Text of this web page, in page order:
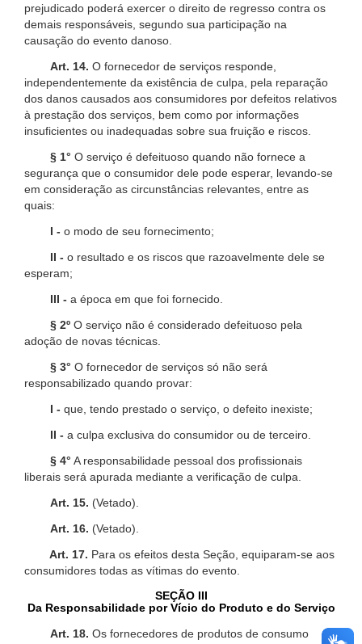
prejudicado poderá exercer o direito de regresso contra os
demais responsáveis, segundo sua participação na
causação do evento danoso.
Art. 14. O fornecedor de serviços responde,
independentemente da existência de culpa, pela reparação
dos danos causados aos consumidores por defeitos relativos
à prestação dos serviços, bem como por informações
insuficientes ou inadequadas sobre sua fruição e riscos.
§ 1° O serviço é defeituoso quando não fornece a
segurança que o consumidor dele pode esperar, levando-se
em consideração as circunstâncias relevantes, entre as
quais:
I - o modo de seu fornecimento;
II - o resultado e os riscos que razoavelmente dele se
esperam;
III - a época em que foi fornecido.
§ 2º O serviço não é considerado defeituoso pela
adoção de novas técnicas.
§ 3° O fornecedor de serviços só não será
responsabilizado quando provar:
I - que, tendo prestado o serviço, o defeito inexiste;
II - a culpa exclusiva do consumidor ou de terceiro.
§ 4° A responsabilidade pessoal dos profissionais
liberais será apurada mediante a verificação de culpa.
Art. 15. (Vetado).
Art. 16. (Vetado).
Art. 17. Para os efeitos desta Seção, equiparam-se aos
consumidores todas as vítimas do evento.
SEÇÃO III
Da Responsabilidade por Vício do Produto e do Serviço
Art. 18. Os fornecedores de produtos de consumo